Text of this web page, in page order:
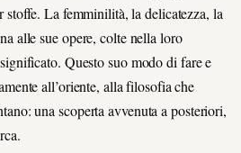
La femminilità, la delicatezza, la
alle sue opere, colte nella loro
Questo suo modo di fare e
all’oriente, alla filosofia che
una scoperta avvenuta a posteriori,